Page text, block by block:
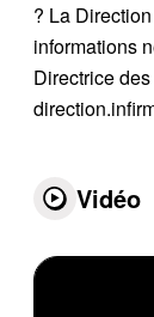
? La
informations
Directrice
Vidéo